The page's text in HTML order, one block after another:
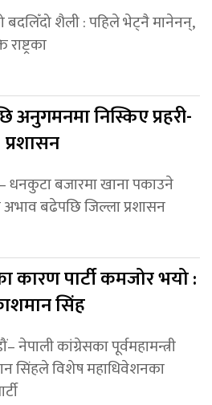
बदलिँदो शैली : पहिले भेट्नै मानेनन्,
निस्किए प्रहरी-
प्रशासन
धनकुटा बजारमा खाना पकाउने
बढेपछि जिल्ला प्रशासन
कारण पार्टी कमजोर भयो :
सिंह
नेपाली कांग्रेसका पूर्वमहामन्त्री
सिंहले विशेष महाधिवेशनका